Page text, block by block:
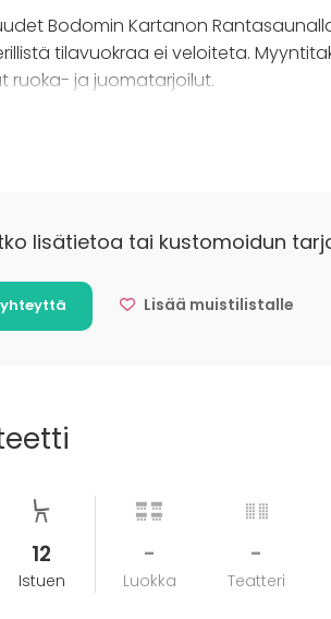
Bodomin Kartanon
tilavuokraa ei veloiteta.
ruoka- ja juomatarjoilut.
kartanon aukioloaikoina.
lisätietoa tai kustomoidun
Lisää muistilistalle
12
Istuen
-
Luokka
-
Teatteri